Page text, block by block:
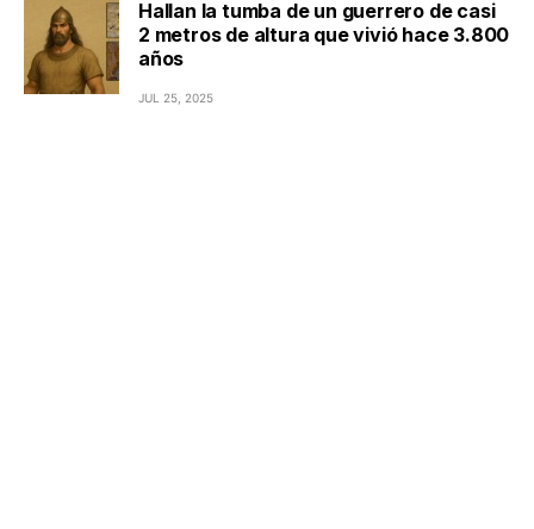
Hallan la tumba de un guerrero de casi
2 metros de altura que vivió hace 3.800
años
JUL 25, 2025